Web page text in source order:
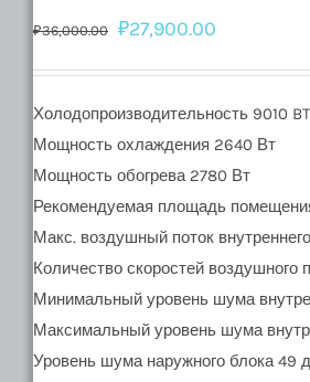
₽36,000.00 ₽27,900.00
Холодопроизводительность 9010
Мощность охлаждения 2640 Вт
Мощность обогрева 2780 Вт
Рекомендуемая площадь
Макс. воздушный поток
Количество скоростей воздушного
Минимальный уровень шума
Максимальный уровень шума
Уровень шума наружного блока 49